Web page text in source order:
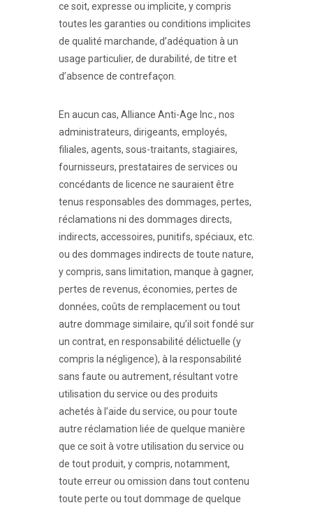
ce soit, expresse ou implicite, y compris
toutes les garanties ou conditions implicites
de qualité marchande, d’adéquation à un
usage particulier, de durabilité, de titre et
d’absence de contrefaçon.
En aucun cas, Alliance Anti-Age Inc., nos
administrateurs, dirigeants, employés,
filiales, agents, sous-traitants, stagiaires,
fournisseurs, prestataires de services ou
concédants de licence ne sauraient être
tenus responsables des dommages, pertes,
réclamations ni des dommages directs,
indirects, accessoires, punitifs, spéciaux, etc.
ou des dommages indirects de toute nature,
y compris, sans limitation, manque à gagner,
pertes de revenus, économies, pertes de
données, coûts de remplacement ou tout
autre dommage similaire, qu’il soit fondé sur
un contrat, en responsabilité délictuelle (y
compris la négligence), à ​​la responsabilité
sans faute ou autrement, résultant votre
utilisation du service ou des produits
achetés à l’aide du service, ou pour toute
autre réclamation liée de quelque manière
que ce soit à votre utilisation du service ou
de tout produit, y compris, notamment,
toute erreur ou omission dans tout contenu
toute perte ou tout dommage de quelque